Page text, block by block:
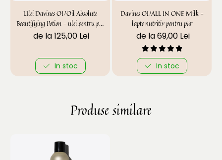
Ulei Davines OI/Oil Absolute
Beautifying Potion - ulei pentru păr
parfumat
de la 125,00 Lei
In stoc
Davines OI/ALL IN ONE Milk -
lapte nutritiv pentru păr
de la 69,00 Lei
In stoc
Produse similare